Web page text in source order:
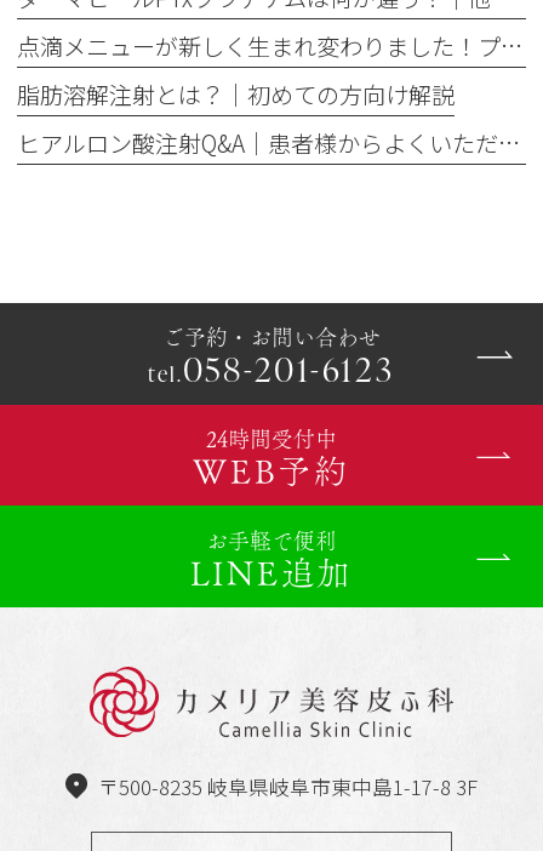
点滴メニューが新しく生まれ変わりました！プレミアム美容点滴・プレミアム疲労回復点滴がスタート
脂肪溶解注射とは？｜初めての方向け解説
ヒアルロン酸注射Q&A｜患者様からよくいただくご質問10選
ご予約・お問い合わせ
tel.058-201-6123
24時間受付中
WEB予約
お手軽で便利
LINE追加
〒500-8235 岐阜県岐阜市東中島1-17-8 3F